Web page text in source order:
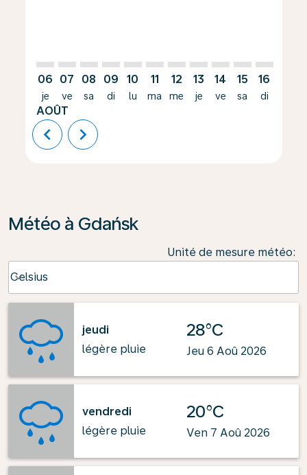
06
je
AOÛT
07
ve
08
sa
09
di
10
lu
11
ma
12
me
13
je
14
ve
15
sa
16
di
chevron_left chevron_right
Météo à Gdańsk
Unité de mesure météo:
Celsius
keyboard_arrow_down
jeudi
légère pluie
28°C
Jeu 6 Aoû 2026
vendredi
légère pluie
20°C
Ven 7 Aoû 2026